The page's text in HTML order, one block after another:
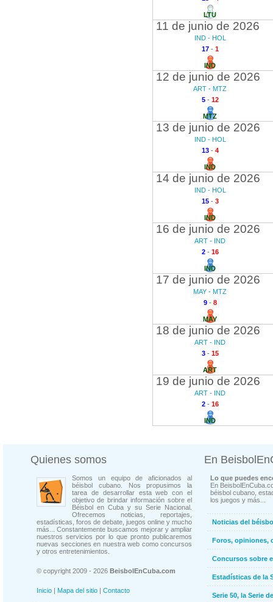
LTU
11 de junio de 2026
IND - HOL
17- 1
IND
12 de junio de 2026
ART - MTZ
5- 12
MTZ
13 de junio de 2026
IND - HOL
13- 4
IND
14 de junio de 2026
IND - HOL
15- 3
IND
16 de junio de 2026
ART - IND
2- 16
IND
17 de junio de 2026
MAY - MTZ
9- 8
MAY
18 de junio de 2026
ART - IND
3- 15
ART
19 de junio de 2026
ART - IND
2- 16
IND
Quienes somos
Somos un equipo de aficionados al
béisbol cubano. Nos propusimos la
tarea de desarrollar esta web con el
objetivo de brindar información sobre el
Béisbol en Cuba y su Serie Nacional.
Ofrecemos noticias, reportajes,
estadísticas, foros de debate, juegos online y mucho
más... Constantemente buscamos mejorar y ampliar
nuestros servicios por lo que pronto publicaremos
nuevas secciones en nuestra web como concursos
y otros entretenimientos.
© copyright 2009 - 2026 BeisbolEnCuba.com
Inicio | Mapa del sitio | Contacto
En
Lo que puedes
En
béisbol cubano,
los juegos y más...
Noticias del
Foros, opiniones,
Concursos sobre
Estadísticas de la
Serie 50, la Serie